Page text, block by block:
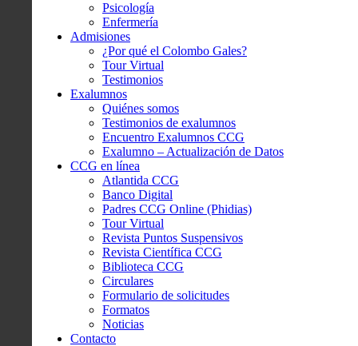
Psicología
Enfermería
Admisiones
¿Por qué el Colombo Gales?
Tour Virtual
Testimonios
Exalumnos
Quiénes somos
Testimonios de exalumnos
Encuentro Exalumnos CCG
Exalumno – Actualización de Datos
CCG en línea
Atlantida CCG
Banco Digital
Padres CCG Online (Phidias)
Tour Virtual
Revista Puntos Suspensivos
Revista Científica CCG
Biblioteca CCG
Circulares
Formulario de solicitudes
Formatos
Noticias
Contacto